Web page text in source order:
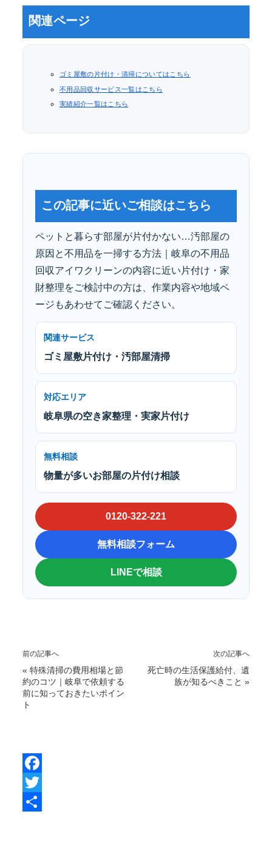
関連ページ
ゴミ屋敷の片付け・清掃についてはこちら
不用品回収サービス一覧はこちら
実績紹介一覧はこちら
この記事に近いご相談はこちら
ペットと暮らす部屋が片付かない…汚部屋の
原因と不用品を一掃する方法｜岐阜の不用品
回収アイワクリーンの内容に近い片付け・家
財整理をご検討中の方は、作業内容や地域ペ
ージもあわせてご確認ください。
関連サービス
ゴミ屋敷片付け・汚部屋清掃
対応エリア
岐阜県の空き家整理・実家片付け
無料相談
物量が多いお部屋の片付け相談
0120-322-221
無料相談フォーム
LINEで相談
前の記事へ
« 特殊清掃の費用相場と節
約のコツ｜岐阜で依頼する
前に知っておきたいポイン
ト
次の記事へ
死亡時の生活保護給付、遺
族が知るべきこと »
F